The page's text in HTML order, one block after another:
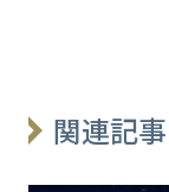
関連記事